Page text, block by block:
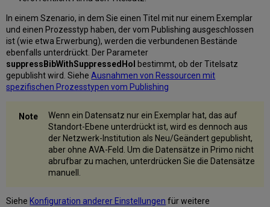
In einem Szenario, in dem Sie einen Titel mit nur einem Exemplar
und einen Prozesstyp haben, der vom Publishing ausgeschlossen
ist (wie etwa Erwerbung), werden die verbundenen Bestände
ebenfalls unterdrückt. Der Parameter
suppressBibWithSuppressedHol
bestimmt, ob der Titelsatz
gepublisht wird. SieheAusnahmen von Ressourcen mit
spezifischen Prozesstypen vom Publishing
Wenn ein Datensatz nur ein Exemplar hat, das auf
Standort-Ebene unterdrückt ist, wird es dennoch aus
der Netzwerk-Institution als Neu/Geändert gepublisht,
aber ohne AVA-Feld. Um die Datensätze in Primo nicht
abrufbar zu machen, unterdrücken Sie die Datensätze
manuell.
Siehe Konfiguration anderer Einstellungen für weitere